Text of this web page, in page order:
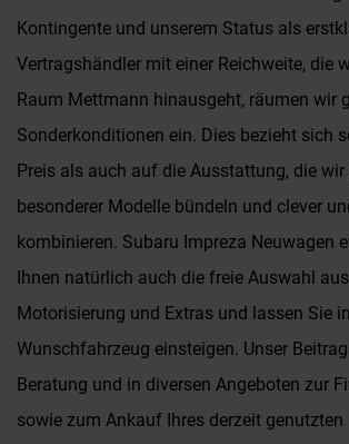
Kontingente und unserem Status als
Vertragshändler mit einer Reichweite, die
Raum Mettmann hinausgeht, räumen wir
Sonderkonditionen ein. Dies bezieht sich
Preis als auch auf die Ausstattung, die wir
besonderer Modelle bündeln und clever
kombinieren. Subaru Impreza Neuwagen
Ihnen natürlich auch die freie Auswahl
Motorisierung und Extras und lassen Sie
Wunschfahrzeug einsteigen. Unser
Beratung und in diversen Angeboten zur
sowie zum Ankauf Ihres derzeit genutzten